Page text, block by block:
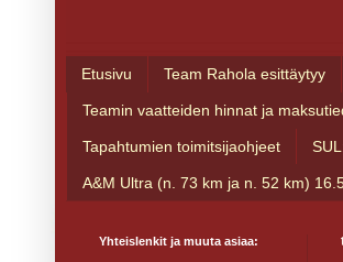
Etusivu Team Rahola esittäytyy
Teamin vaatteiden hinnat ja
Tapahtumien toimitsijaohjeet
A&M Ultra (n. 73 km ja n. 52 km)
Yhteislenkit ja muuta asiaa: